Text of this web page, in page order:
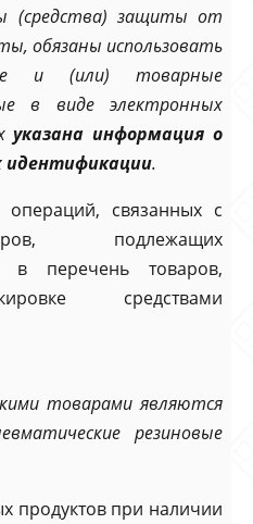
(средства) защиты от
обязаны использовать
и (или) товарные
в виде электронных
указана информация о
идентификации.
связанных с
подлежащих
в перечень товаров,
средствами
товарами являются
резиновые
продуктов при наличии